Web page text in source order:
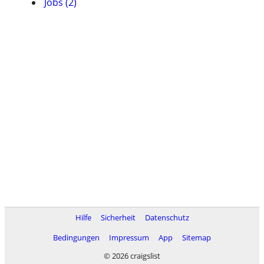
Hilfe Sicherheit
Datenschutz
Bedingungen
Impressum App
Sitemap
© 2026 craigslist